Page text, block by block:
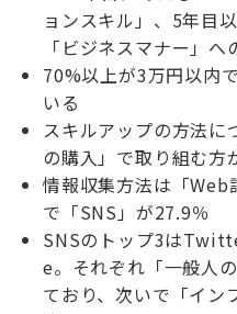
ョンスキル」、5年目
「ビジネスマナー」へ
70%以上が3万円以内
いる
スキルアップの方法に
の購入」で取り組む方
情報収集方法は「
で「SNS」が27.9％
SNSのトップ3は
e。それぞれ「一般人
ており、次いで「イン